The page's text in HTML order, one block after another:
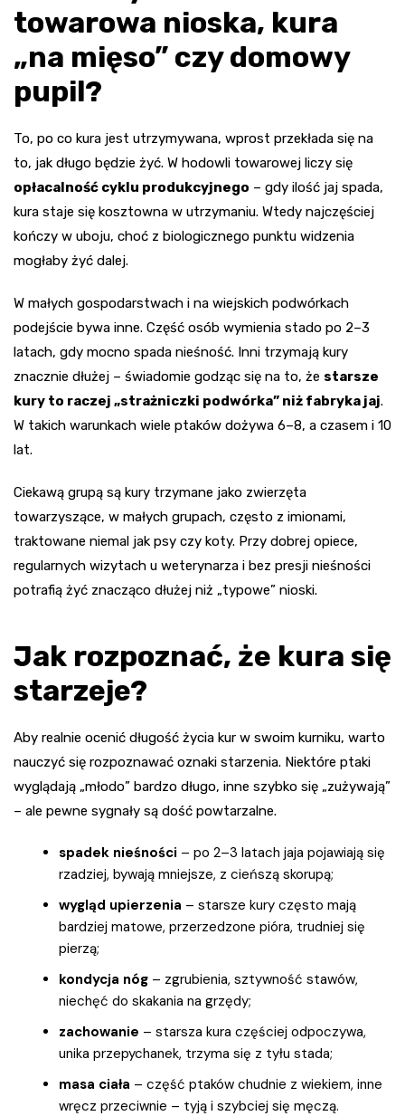
towarowa nioska, kura
„na mięso” czy domowy
pupil?
To, po co kura jest utrzymywana, wprost przekłada się na
to, jak długo będzie żyć. W hodowli towarowej liczy się
opłacalność cyklu produkcyjnego – gdy ilość jaj spada,
kura staje się kosztowna w utrzymaniu. Wtedy najczęściej
kończy w uboju, choć z biologicznego punktu widzenia
mogłaby żyć dalej.
W małych gospodarstwach i na wiejskich podwórkach
podejście bywa inne. Część osób wymienia stado po 2–3
latach, gdy mocno spada nieśność. Inni trzymają kury
znacznie dłużej – świadomie godząc się na to, że starsze
kury to raczej „strażniczki podwórka” niż fabryka jaj.
W takich warunkach wiele ptaków dożywa 6–8, a czasem i 10
lat.
Ciekawą grupą są kury trzymane jako zwierzęta
towarzyszące, w małych grupach, często z imionami,
traktowane niemal jak psy czy koty. Przy dobrej opiece,
regularnych wizytach u weterynarza i bez presji nieśności
potrafią żyć znacząco dłużej niż „typowe” nioski.
Jak rozpoznać, że kura się
starzeje?
Aby realnie ocenić długość życia kur w swoim kurniku, warto
nauczyć się rozpoznawać oznaki starzenia. Niektóre ptaki
wyglądają „młodo” bardzo długo, inne szybko się „zużywają”
– ale pewne sygnały są dość powtarzalne.
spadek nieśności – po 2–3 latach jaja pojawiają się
rzadziej, bywają mniejsze, z cieńszą skorupą;
wygląd upierzenia – starsze kury często mają
bardziej matowe, przerzedzone pióra, trudniej się
pierzą;
kondycja nóg – zgrubienia, sztywność stawów,
niechęć do skakania na grzędy;
zachowanie – starsza kura częściej odpoczywa,
unika przepychanek, trzyma się z tyłu stada;
masa ciała – część ptaków chudnie z wiekiem, inne
wręcz przeciwnie – tyją i szybciej się męczą.